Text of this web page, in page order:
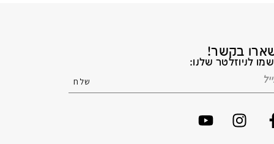
בקשר!
לניוזלטר שלנו: